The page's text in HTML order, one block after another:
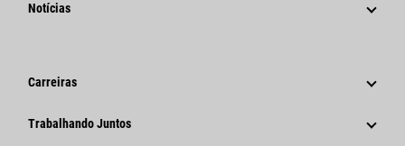
Código De Conduta
Notícias
Comunicados À Imprensa Corporativos
Carreiras
Por Que A Caterpillar?
Trabalhando Juntos